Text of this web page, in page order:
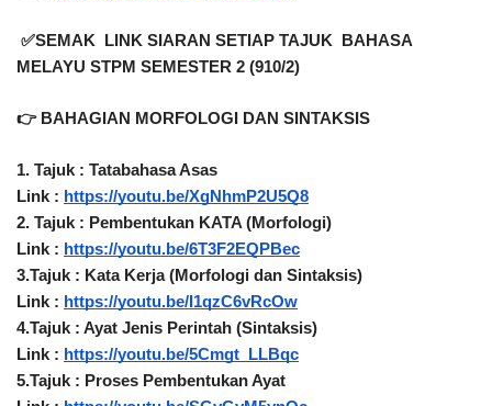
✅SEMAK  LINK SIARAN SETIAP TAJUK  BAHASA
MELAYU STPM SEMESTER 2 (910/2)
👉 BAHAGIAN MORFOLOGI DAN SINTAKSIS
1. Tajuk : Tatabahasa Asas
Link : https://youtu.be/XgNhmP2U5Q8
2. Tajuk : Pembentukan KATA (Morfologi)
Link : https://youtu.be/6T3F2EQPBec
3.Tajuk : Kata Kerja (Morfologi dan Sintaksis)
Link : https://youtu.be/I1qzC6vRcOw
4.Tajuk : Ayat Jenis Perintah (Sintaksis)
Link : https://youtu.be/5Cmgt_LLBqc
5.Tajuk : Proses Pembentukan Ayat